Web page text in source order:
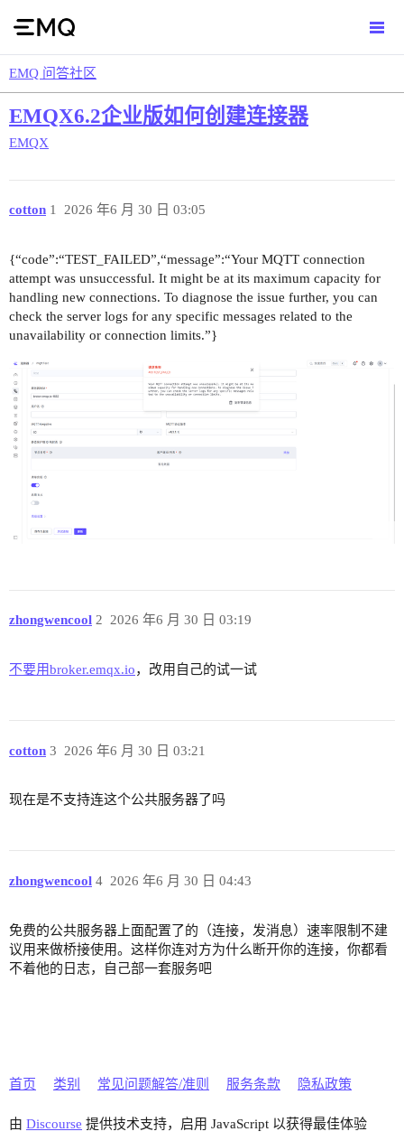
EMQ 问答社区
EMQX6.2企业版如何创建连接器
EMQX
cotton 2026 年6 月 30 日 03:05
1
{“code”:“TEST_FAILED”,“message”:“Your MQTT connection
attempt was unsuccessful. It might be at its maximum capacity for
handling new connections. To diagnose the issue further, you can
check the server logs for any specific messages related to the
unavailability or connection limits.”}
zhongwencool 2026 年6 月 30 日 03:19
2
不要用broker.emqx.io，改用自己的试一试
cotton 2026 年6 月 30 日 03:21
3
现在是不支持连这个公共服务器了吗
zhongwencool 2026 年6 月 30 日 04:43
4
免费的公共服务器上面配置了的（连接，发消息）速率限制不建
议用来做桥接使用。这样你连对方为什么断开你的连接，你都看
不着他的日志，自己部一套服务吧
首页 类别 常见问题解答/准则 服务条款 隐私政策
由 Discourse 提供技术支持，启用 JavaScript 以获得最佳体验